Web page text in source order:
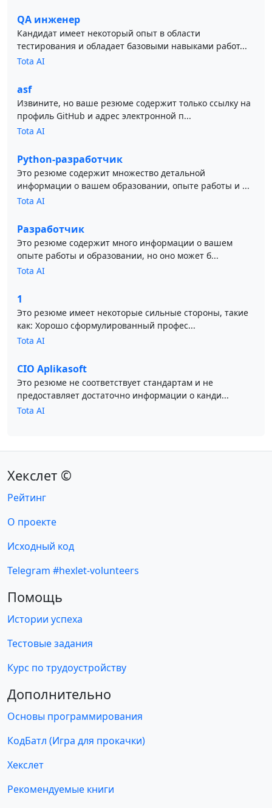
QA инженер
Кандидат имеет некоторый опыт в области
тестирования и обладает базовыми навыками работ...
Tota AI
asf
Извините, но ваше резюме содержит только ссылку на
профиль GitHub и адрес электронной п...
Tota AI
Python-разработчик
Это резюме содержит множество детальной
информации о вашем образовании, опыте работы и ...
Tota AI
Разработчик
Это резюме содержит много информации о вашем
опыте работы и образовании, но оно может б...
Tota AI
1
Это резюме имеет некоторые сильные стороны, такие
как: Хорошо сформулированный профес...
Tota AI
CIO Aplikasoft
Это резюме не соответствует стандартам и не
предоставляет достаточно информации о канди...
Tota AI
Хекслет ©
Рейтинг
О проекте
Исходный код
Telegram #hexlet-volunteers
Помощь
Истории успеха
Тестовые задания
Курс по трудоустройству
Дополнительно
Основы программирования
КодБатл (Игра для прокачки)
Хекслет
Рекомендуемые книги